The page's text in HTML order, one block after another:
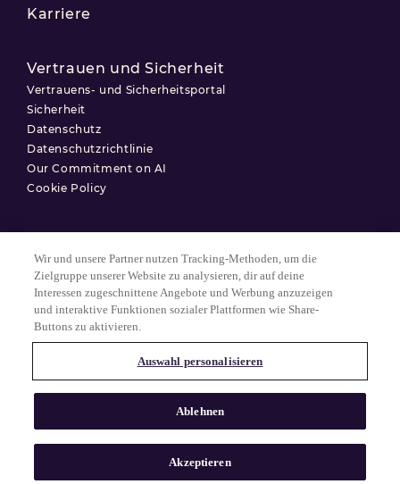
Karriere
Vertrauen und Sicherheit
Vertrauens- und Sicherheitsportal
Sicherheit
Datenschutz
Datenschutzrichtlinie
Our Commitment on AI
Cookie Policy
© 2025 Match Group.
Nutzungsbedingungen
Datenschutzerklärung
Alle Rechte vorbehalten. MATCH GROUP, das MG-Logo und der MG-
Faden mit blauem Farbverlauf sind Marken der Match Group
Americas, LLC. Alle anderen Marken sind Eigentum ihrer jeweiligen
Wir und unsere Partner nutzen Tracking-Methoden, um die
Zielgruppe unserer Website zu analysieren, dir auf deine
Interessen zugeschnittene Angebote und Werbung anzuzeigen
und interaktive Funktionen sozialer Plattformen wie Share-
Buttons zu aktivieren.
Auswahl personalisieren
Ablehnen
Akzeptieren